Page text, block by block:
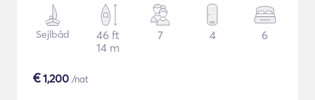
Sejlbåd
46 ft
14 m
7 4 6
€1,200 /nat